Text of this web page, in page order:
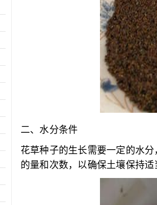
二、水分条件
花草种子的生长需要一定的水
的量和次数，以确保土壤保持适